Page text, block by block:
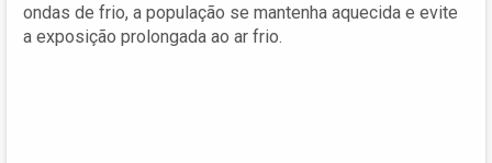
ondas de frio, a população se mantenha aquecida e evite
a exposição prolongada ao ar frio.